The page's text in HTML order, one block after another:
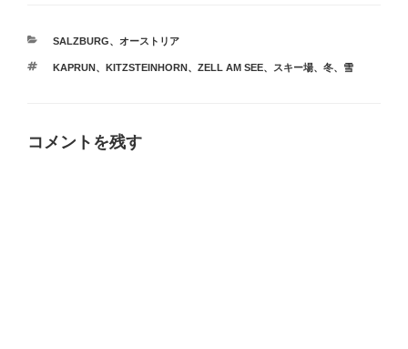
カ
ゴ
SALZBURG、 オーストリア
タ
KAPRUN、 KITZSTEINHORN、 ZELL AM SEE、 スキー場、 冬、 雪
コメントを残す